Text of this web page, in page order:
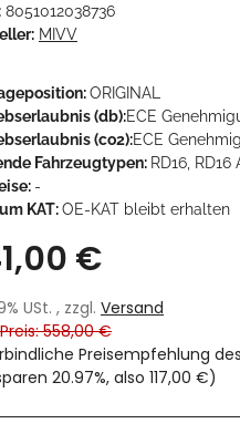
8051012038736
MIVV
ORIGINAL
(db):ECE
(co2):ECE
Fahrzeugtypen: RD16, RD16
-
KAT:OE-KAT bleibt erhalten
€
USt. , zzgl. Versand
558,00 €
Preisempfehlung
20.97%, also 117,00 €)